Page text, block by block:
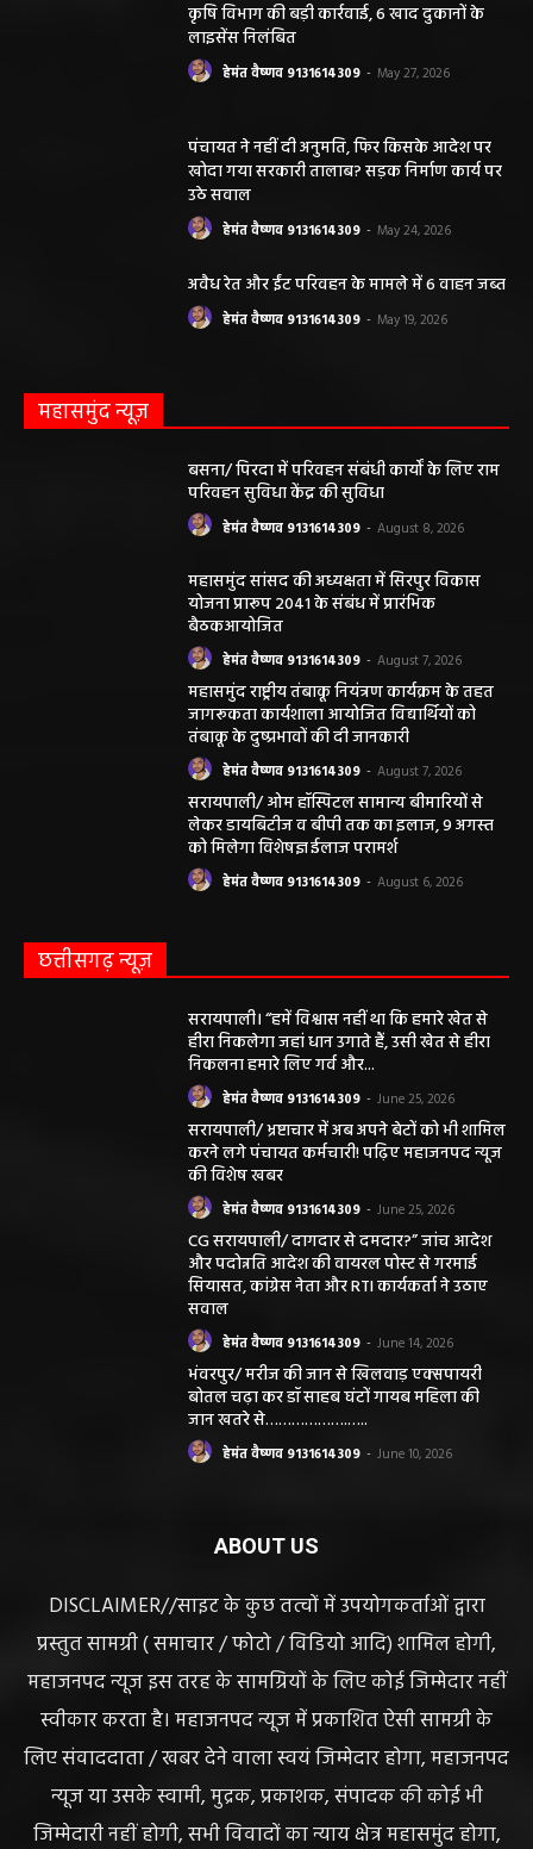
कृषि विभाग की बड़ी कार्रवाई, 6 खाद दुकानों के
लाइसेंस निलंबित
हेमंत वैष्णव 9131614309 - May 27, 2026
पंचायत ने नहीं दी अनुमति, फिर किसके आदेश पर
खोदा गया सरकारी तालाब? सड़क निर्माण कार्य पर
उठे सवाल
हेमंत वैष्णव 9131614309 - May 24, 2026
अवैध रेत और ईंट परिवहन के मामले में 6 वाहन जब्त
हेमंत वैष्णव 9131614309 - May 19, 2026
महासमुंद न्यूज़
बसना/ पिरदा में परिवहन संबंधी कार्यों के लिए राम
परिवहन सुविधा केंद्र की सुविधा
हेमंत वैष्णव 9131614309 - August 8, 2026
महासमुंद सांसद की अध्यक्षता में सिरपुर विकास
योजना प्रारूप 2041 के संबंध में प्रारंभिक
बैठकआयोजित
हेमंत वैष्णव 9131614309 - August 7, 2026
महासमुंद राष्ट्रीय तंबाकू नियंत्रण कार्यक्रम के तहत
जागरूकता कार्यशाला आयोजित विद्यार्थियों को
तंबाकू के दुष्प्रभावों की दी जानकारी
हेमंत वैष्णव 9131614309 - August 7, 2026
सरायपाली/ ओम हॉस्पिटल सामान्य बीमारियों से
लेकर डायबिटीज व बीपी तक का इलाज, 9 अगस्त
को मिलेगा विशेषज्ञ ईलाज परामर्श
हेमंत वैष्णव 9131614309 - August 6, 2026
छत्तीसगढ़ न्यूज़
सरायपाली। “हमें विश्वास नहीं था कि हमारे खेत से
हीरा निकलेगा जहां धान उगाते हैं, उसी खेत से हीरा
निकलना हमारे लिए गर्व और...
हेमंत वैष्णव 9131614309 - June 25, 2026
सरायपाली/ भ्रष्टाचार में अब अपने बेटों को भी शामिल
करने लगे पंचायत कर्मचारी! पढ़िए महाजनपद न्यूज
की विशेष खबर
हेमंत वैष्णव 9131614309 - June 25, 2026
CG सरायपाली/ दागदार से दमदार?” जांच आदेश
और पदोन्नति आदेश की वायरल पोस्ट से गरमाई
सियासत, कांग्रेस नेता और RTI कार्यकर्ता ने उठाए
सवाल
हेमंत वैष्णव 9131614309 - June 14, 2026
भंवरपुर/ मरीज की जान से खिलवाड़ एक्सपायरी
बोतल चढ़ा कर डॉ साहब घंटों गायब महिला की
जान खतरे से……………….…..
हेमंत वैष्णव 9131614309 - June 10, 2026
ABOUT US
DISCLAIMER//साइट के कुछ तत्वों में उपयोगकर्ताओं द्वारा
प्रस्तुत सामग्री ( समाचार / फोटो / विडियो आदि) शामिल होगी,
महाजनपद न्यूज इस तरह के सामग्रियों के लिए कोई जिम्मेदार नहीं
स्वीकार करता है। महाजनपद न्यूज में प्रकाशित ऐसी सामग्री के
लिए संवाददाता / खबर देने वाला स्वयं जिम्मेदार होगा, महाजनपद
न्यूज या उसके स्वामी, मुद्रक, प्रकाशक, संपादक की कोई भी
जिम्मेदारी नहीं होगी, सभी विवादों का न्याय क्षेत्र महासमुंद होगा,